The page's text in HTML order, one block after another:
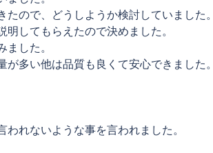
たので、どうしようか検討していました
してもらえたので決めました。
した。
が多い他は品質も良くて安心できました
れないような事を言われました。